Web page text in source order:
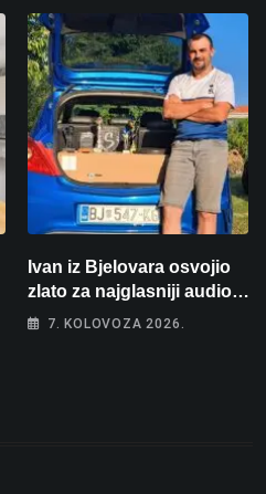
stolnom tenisu!
Ivan iz Bjelovara osvojio
zlato za najglasniji audio
sustav i srušio osobni
7. KOLOVOZA 2026.